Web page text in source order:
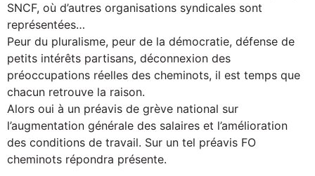
SNCF, où d’autres organisations syndicales sont
représentées…
Peur du pluralisme, peur de la démocratie, défense de
petits intérêts partisans, déconnexion des
préoccupations réelles des cheminots, il est temps que
chacun retrouve la raison.
Alors oui à un préavis de grève national sur
l’augmentation générale des salaires et l’amélioration
des conditions de travail. Sur un tel préavis FO
cheminots répondra présente.